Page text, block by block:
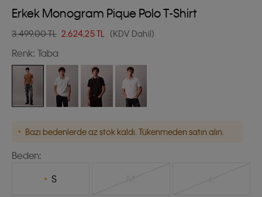
Erkek Monogram Pique Polo T-Shirt
3.499,00 TL 2.624,25TL (KDV Dahil)
Renk: Taba
Bazı bedenlerde az stok kaldı. Tükenmeden satın alın.
Beden:
S